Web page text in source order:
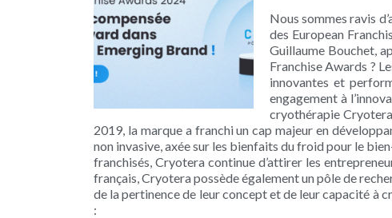
Nous sommes ravis
des European
Guillaume Bouchet,
Franchise Awards ?
innovantes et
engagement à
cryothérapie
2019, la marque a franchi un cap majeur en
non invasive, axée sur les bienfaits du froid pour le
franchisés, Cryotera continue d’attirer les
français, Cryotera possède également un pôle de
de la pertinence de leur concept et de leur capacité à
: